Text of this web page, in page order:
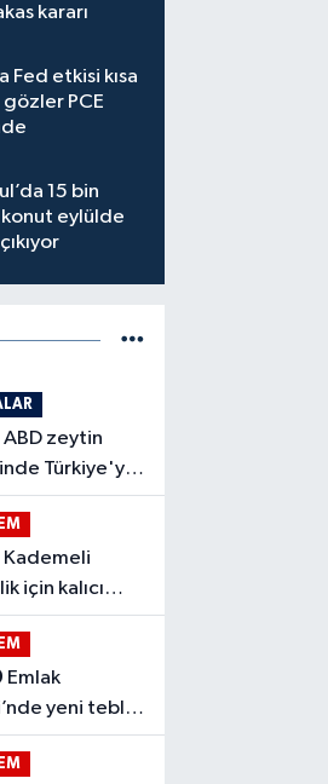
kararı
Fed etkisi kısa
PCE
15 bin
konut eylülde
ABD zeytin
Türkiye'ye
uyguladı
için kalıcı
yeni tebliğ